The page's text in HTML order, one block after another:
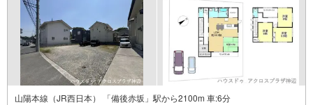
山陽本線（JR西日本） 「備後赤坂」駅から2100m 車:6分